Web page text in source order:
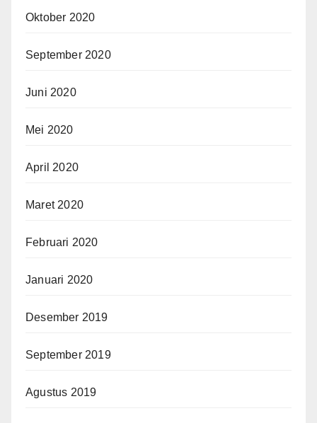
Oktober 2020
September 2020
Juni 2020
Mei 2020
April 2020
Maret 2020
Februari 2020
Januari 2020
Desember 2019
September 2019
Agustus 2019